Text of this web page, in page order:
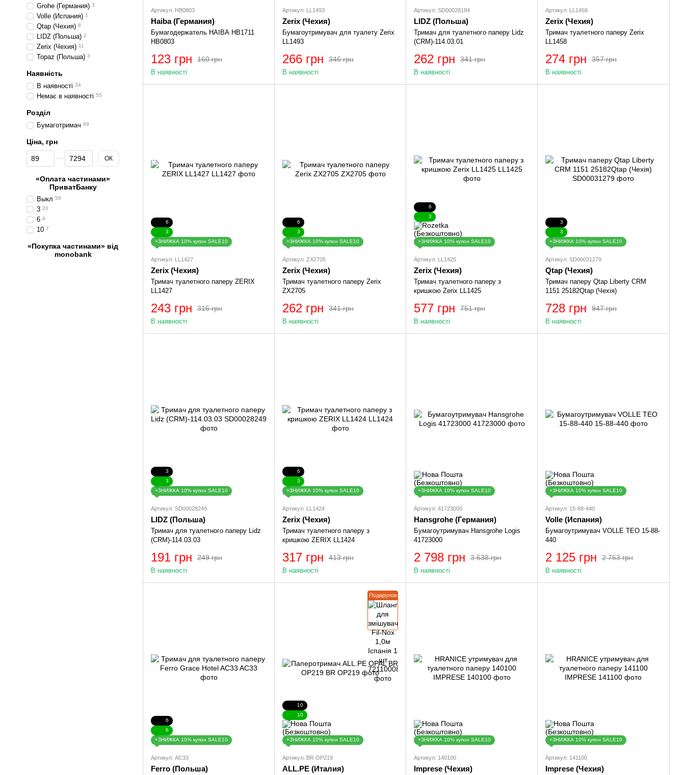
Артикул: HB0803
Haiba (Германия)
Бумагодержатель HAIBA HB1711
HB0803
160 грн
123 грн
В наявності
Артикул: LL1493
Zerix (Чехия)
Бумагоутримувач для туалету Zerix
LL1493
346 грн
266 грн
В наявності
Артикул: SD00028184
LIDZ (Польша)
Тримач для туалетного паперу Lidz
(CRM)-114.03.01
341 грн
262 грн
В наявності
Артикул: LL1458
Zerix (Чехия)
Тримач туалетного паперу Zerix
LL1458
357 грн
274 грн
В наявності
6
3
+ЗНИЖКА 10% купон SALE10
Артикул: LL1427
Zerix (Чехия)
Тримач туалетного паперу ZERIX
LL1427
316 грн
243 грн
В наявності
6
3
+ЗНИЖКА 10% купон SALE10
Артикул: ZX2705
Zerix (Чехия)
Тримач туалетного паперу Zerix
ZX2705
341 грн
262 грн
В наявності
6
3
+ЗНИЖКА 10% купон SALE10
Артикул: LL1425
Zerix (Чехия)
Тримач туалетного паперу з
кришкою Zerix LL1425
751 грн
577 грн
В наявності
3
3
+ЗНИЖКА 10% купон SALE10
Артикул: SD00031279
Qtap (Чехия)
Тримач паперу Qtap Liberty CRM
1151 25182Qtap (Чехія)
947 грн
728 грн
В наявності
3
3
+ЗНИЖКА 10% купон SALE10
Артикул: SD00028249
LIDZ (Польша)
Тримач для туалетного паперу Lidz
(CRM)-114.03.03
249 грн
191 грн
В наявності
6
3
+ЗНИЖКА 10% купон SALE10
Артикул: LL1424
Zerix (Чехия)
Тримач туалетного паперу з
кришкою ZERIX LL1424
413 грн
317 грн
В наявності
+ЗНИЖКА 10% купон SALE10
Артикул: 41723000
Hansgrohe (Германия)
Бумагоутримувач Hansgrohe Logis
41723000
3 638 грн
2 798 грн
В наявності
+ЗНИЖКА 10% купон SALE10
Артикул: 15-88-440
Volle (Иcпания)
Бумагоутримувач VOLLE TEO 15-88-
440
2 763 грн
2 125 грн
В наявності
6
6
+ЗНИЖКА 10% купон SALE10
Артикул: AC33
Ferro (Польша)
Подарунок
10
10
+ЗНИЖКА 10% купон SALE10
Артикул: BR OP219
ALL.PE (Италия)
+ЗНИЖКА 10% купон SALE10
Артикул: 140100
Imprese (Чехия)
+ЗНИЖКА 10% купон SALE10
Артикул: 141100
Imprese (Чехия)
Grohe (Германия) 3
Volle (Иcпания) 1
Qtap (Чехия) 8
LIDZ (Польша) 2
Zerix (Чехия) 11
Topaz (Польша) 3
Наявність
В наявності 34
Немає в наявності 55
Розділ
Бумаготримач 89
Ціна, грн
Від Ціна, грн
До Ціна, грн ОК
«Оплата частинами»
ПриватБанку
Выкл 58
3 20
6 4
10 7
«Покупка частинами» від
monobank